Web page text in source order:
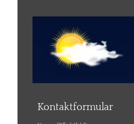
Kontaktformular